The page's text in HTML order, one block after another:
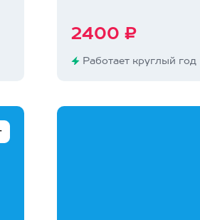
2400 ₽
Работает круглый год